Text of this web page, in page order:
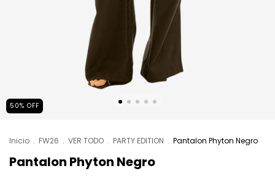
50% OFF
Inicio . FW26 . VER TODO . PARTY EDITION . Pantalon Phyton Negro
Pantalon Phyton Negro